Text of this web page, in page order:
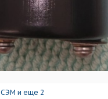
СЭМ и еще 2